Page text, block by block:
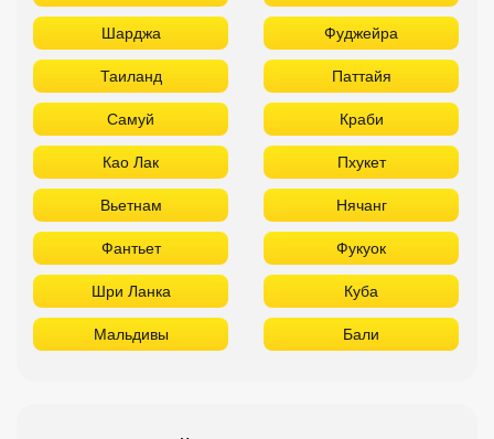
Шарджа Фуджейра
Таиланд Паттайя
Самуй Краби
Као Лак Пхукет
Вьетнам Нячанг
Фантьет Фукуок
Шри Ланка Куба
Мальдивы Бали